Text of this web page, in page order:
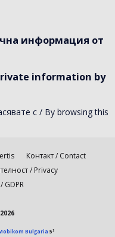
информация от
information by
с / By browsing this
Контакт / Contact
/ Privacy
Bulgaria 5³